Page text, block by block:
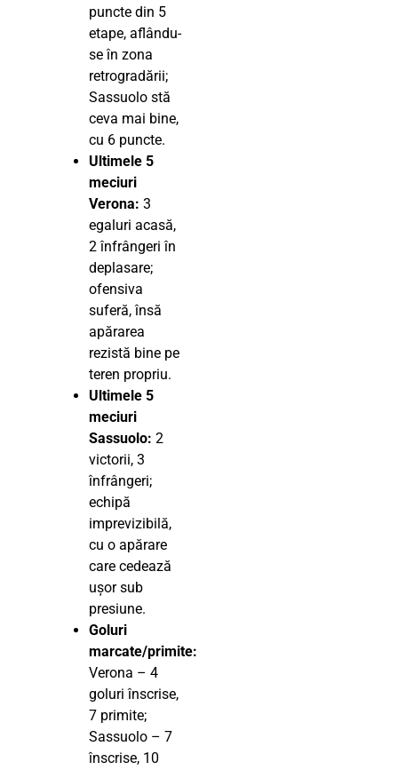
puncte din 5
etape, aflându-
se în zona
retrogradării;
Sassuolo stă
ceva mai bine,
cu 6 puncte.
Ultimele 5
meciuri
Verona: 3
egaluri acasă,
2 înfrângeri în
deplasare;
ofensiva
suferă, însă
apărarea
rezistă bine pe
teren propriu.
Ultimele 5
meciuri
Sassuolo: 2
victorii, 3
înfrângeri;
echipă
imprevizibilă,
cu o apărare
care cedează
ușor sub
presiune.
Goluri
marcate/primite:
Verona – 4
goluri înscrise,
7 primite;
Sassuolo – 7
înscrise, 10